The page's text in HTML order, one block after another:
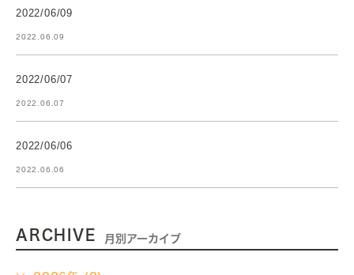
2022/06/09
2022.06.09
2022/06/07
2022.06.07
2022/06/06
2022.06.06
ARCHIVE 月別アーカイブ